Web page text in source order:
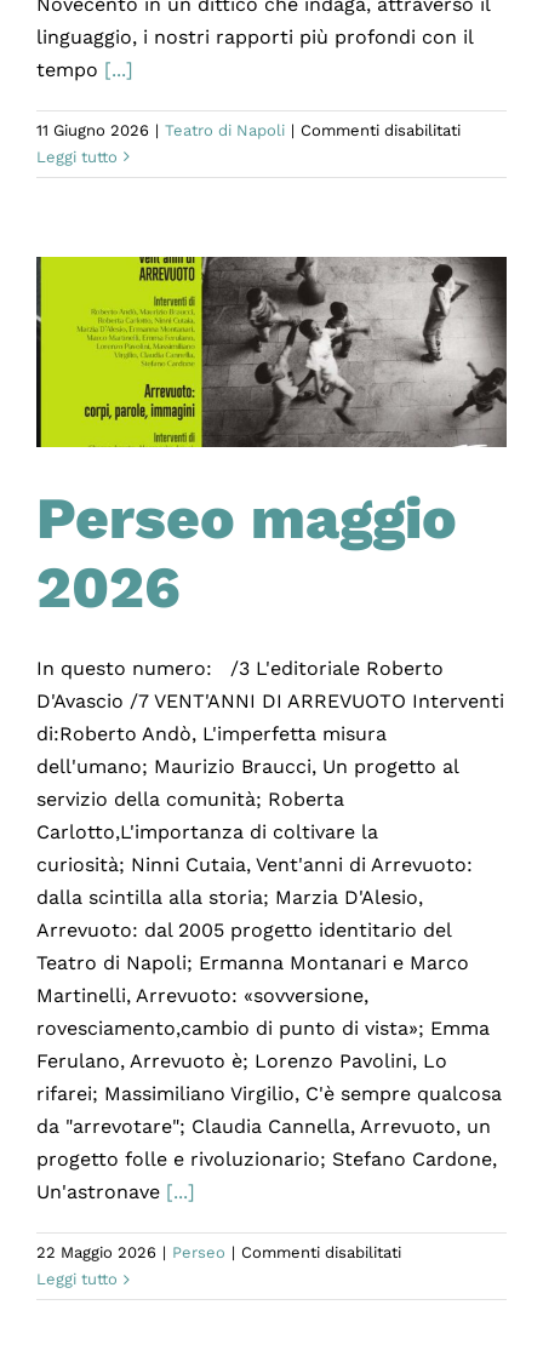
linguaggio, i nostri rapporti più profondi con il
tempo [...]
11 Giugno 2026 | Teatro di Napoli | Commenti disabilitatisu
NASTRO
debutta
Campania
Teatro
Festival
2026
Leggi tutto
Perseo maggio
2026
In questo numero: /3 L'editoriale Roberto
D'Avascio /7 VENT'ANNI DI ARREVUOTO Interventi
di:Roberto Andò, L'imperfetta misura
dell'umano; Maurizio Braucci, Un progetto al
servizio della comunità; Roberta
Carlotto,L'importanza di coltivare la
curiosità; Ninni Cutaia, Vent'anni di Arrevuoto:
dalla scintilla alla storia; Marzia D'Alesio,
Arrevuoto: dal 2005 progetto identitario del
Teatro di Napoli; Ermanna Montanari e Marco
Martinelli, Arrevuoto: «sovversione,
rovesciamento,cambio di punto di vista»; Emma
Ferulano, Arrevuoto è; Lorenzo Pavolini, Lo
rifarei; Massimiliano Virgilio, C'è sempre qualcosa
da "arrevotare"; Claudia Cannella, Arrevuoto, un
progetto folle e rivoluzionario; Stefano Cardone,
Un'astronave [...]
22 Maggio 2026 | Perseo | Commenti disabilitatisu
maggio
Leggi tutto